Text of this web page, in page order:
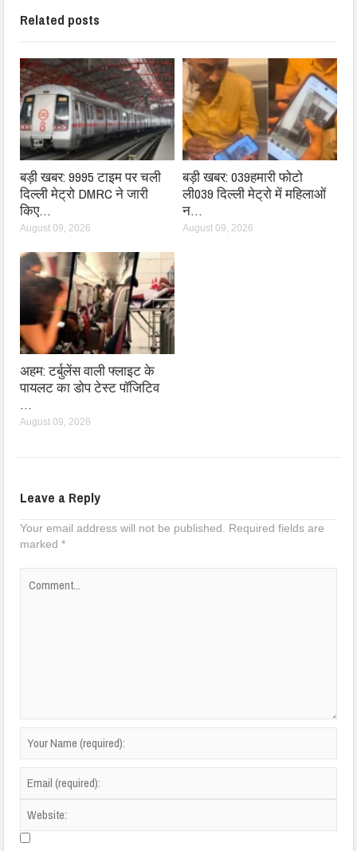
Related posts
बड़ी खबर: 9995 टाइम पर चली
दिल्ली मेट्रो DMRC ने जारी
किए…
August 09, 2026
बड़ी खबर: 039हमारी फोटो
ली039 दिल्ली मेट्रो में महिलाओं
न…
August 09, 2026
अहम: टर्बुलेंस वाली फ्लाइट के
पायलट का डोप टेस्ट पॉजिटिव
…
August 09, 2026
Leave a Reply
Your email address will not be published.
Required fields are
marked*